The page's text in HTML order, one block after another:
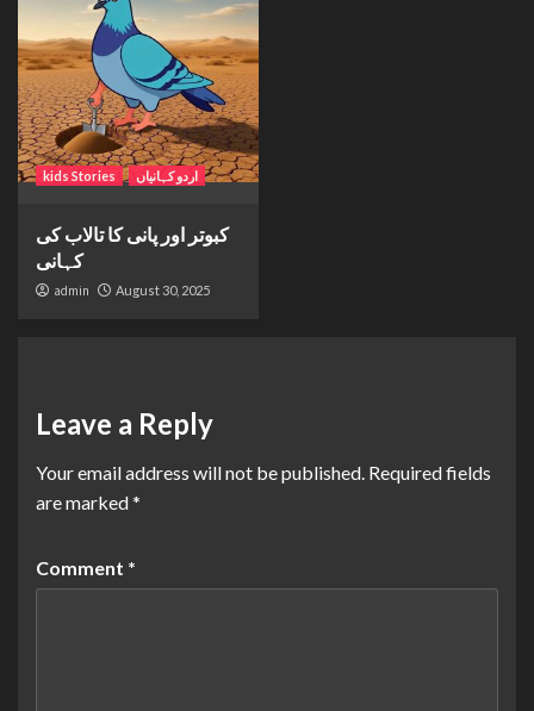
kids Stories اردو کہانیاں
کبوتر اور پانی کا تالاب کی
کہانی
admin August 30, 2025
Leave a Reply
Your email address will not be published. Required fields
are marked*
Comment *